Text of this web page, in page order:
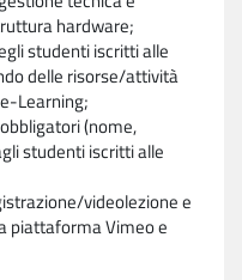
hardware;
studenti iscritti alle
delle risorse/attività
Learning;
(nome,
studenti iscritti alle
videolezione e
piattaforma Vimeo e